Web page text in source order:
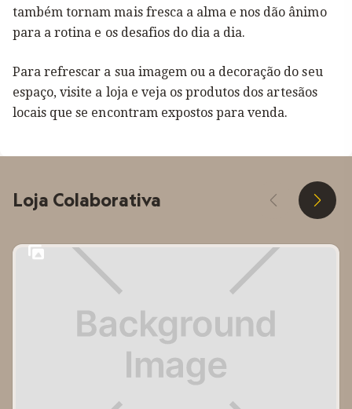
também tornam mais fresca a alma e nos dão ânimo
para a rotina e os desafios do dia a dia.
Para refrescar a sua imagem ou a decoração do seu
espaço, visite a loja e veja os produtos dos artesãos
locais que se encontram expostos para venda.
Loja Colaborativa D E